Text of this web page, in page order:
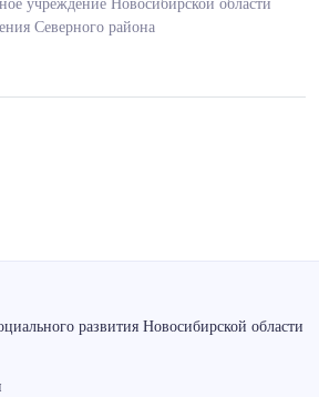
учреждение Новосибирской области
Северного района
развития Новосибирской области